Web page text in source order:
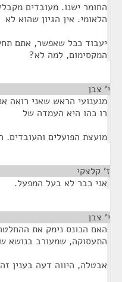
החומר ישנו. מעובדים
הלאומי. אין הגיון שהוא לא
יעבוד ככל שאפשר, אתם
המקסימום, למה לא?
י' צבן
מנענועי הראש שאני רואה
רו כהו היא העמדה של
מועצת הפועלים
ז' קלצקי
אני כבר לא בעל המפעל.
י' צבן
האם הכונס נימק את
התעסוקה, שמעורב בנושא
אבטלה, היווה דעה בענין